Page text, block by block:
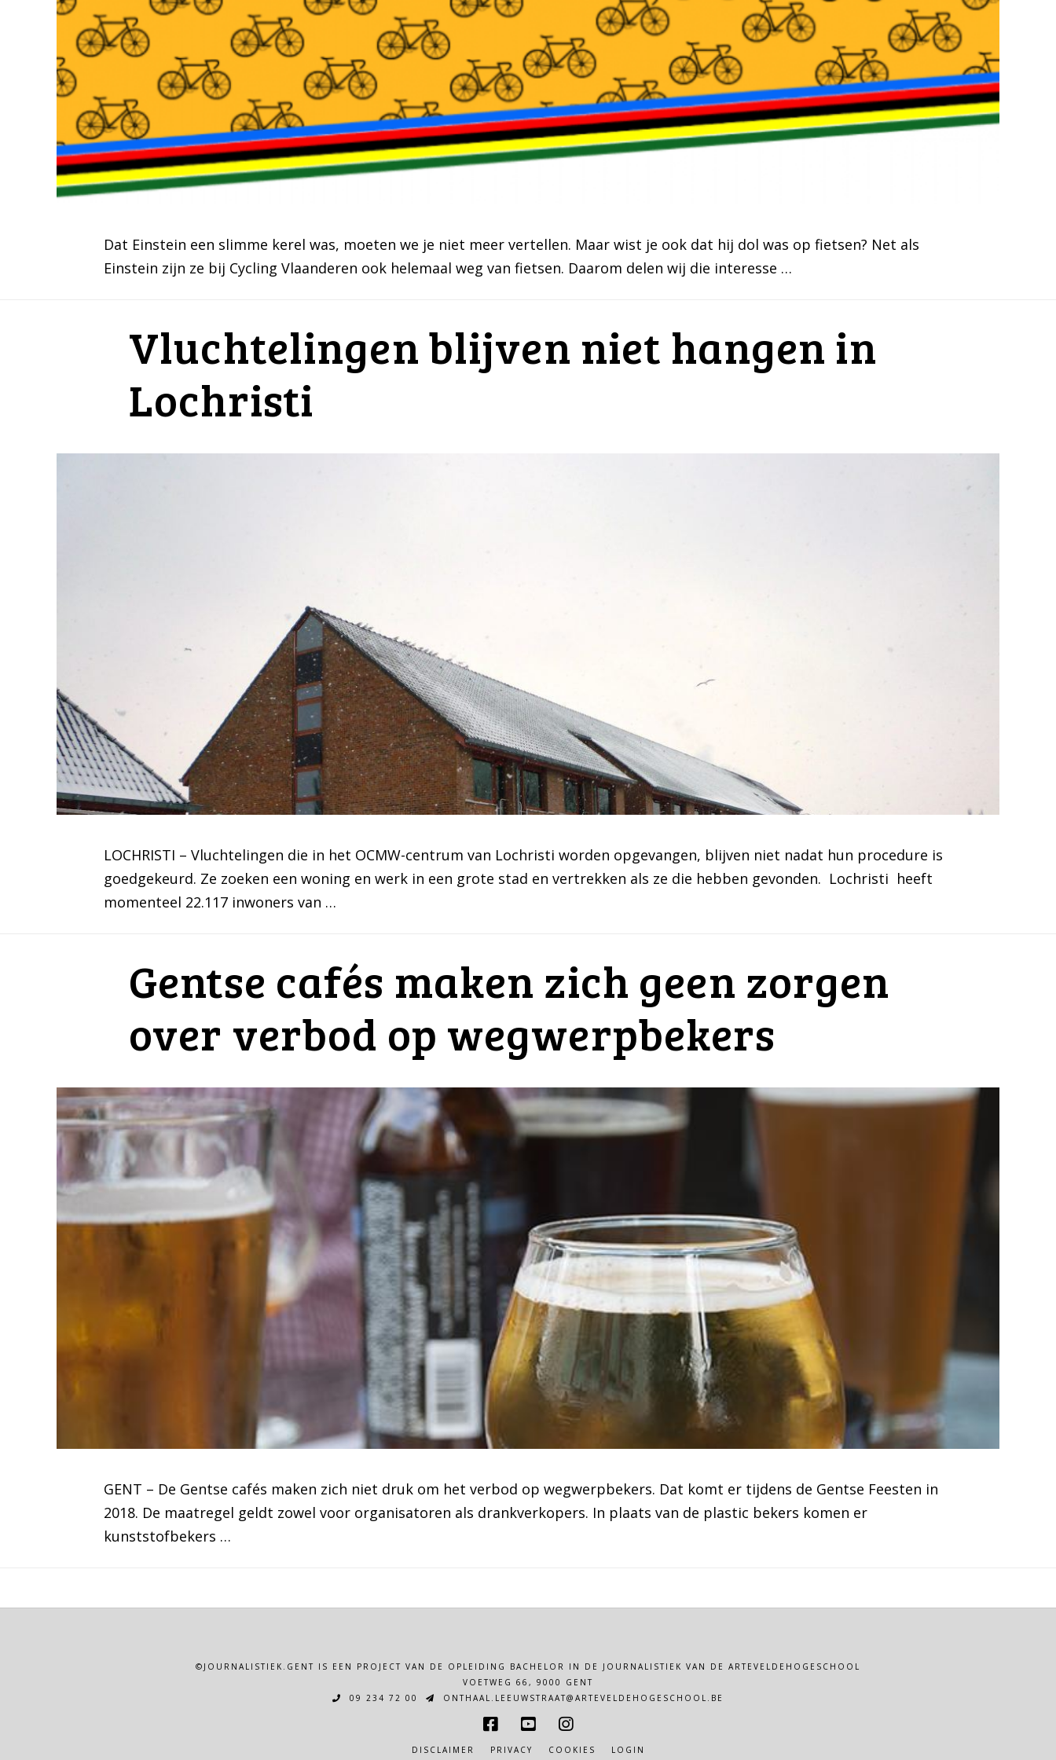
Dat Einstein een slimme kerel was, moeten we je niet meer vertellen. Maar wist je ook dat hij dol was op fietsen? Net als
Einstein zijn ze bij Cycling Vlaanderen ook helemaal weg van fietsen. Daarom delen wij die interesse …
Vluchtelingen blijven niet hangen in
Lochristi
LOCHRISTI – Vluchtelingen die in het OCMW-centrum van Lochristi worden opgevangen, blijven niet nadat hun procedure is
goedgekeurd. Ze zoeken een woning en werk in een grote stad en vertrekken als ze die hebben gevonden. Lochristi heeft
momenteel 22.117 inwoners van …
Gentse cafés maken zich geen zorgen
over verbod op wegwerpbekers
GENT – De Gentse cafés maken zich niet druk om het verbod op wegwerpbekers. Dat komt er tijdens de Gentse Feesten in
2018. De maatregel geldt zowel voor organisatoren als drankverkopers. In plaats van de plastic bekers komen er
kunststofbekers …
©JOURNALISTIEK.GENT IS EEN PROJECT VAN DE OPLEIDING BACHELOR IN DE JOURNALISTIEK VAN DE ARTEVELDEHOGESCHOOL
VOETWEG 66, 9000 GENT
09 234 72 00
ONTHAAL.LEEUWSTRAAT@ARTEVELDEHOGESCHOOL.BE
DISCLAIMER PRIVACY COOKIES LOGIN